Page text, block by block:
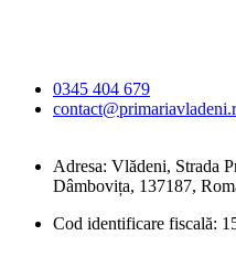
0345 404 679
Adresa: Vlădeni, Strada
Dâmbovița, 137187,
Cod identificare fiscală: